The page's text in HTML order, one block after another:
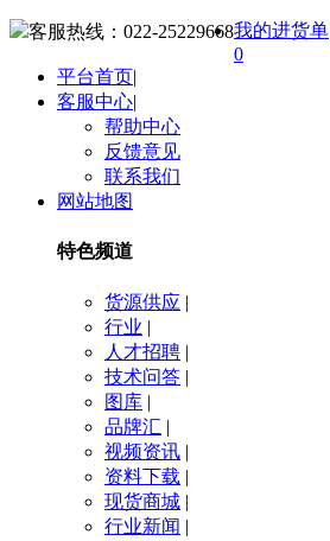
客服热线： 022-25229668我的进货单
0
平台首页|
客服中心|
帮助中心
反馈意见
联系我们
网站地图
特色频道
货源供应 |
行业 |
人才招聘 |
技术问答 |
图库 |
品牌汇 |
视频资讯 |
资料下载 |
现货商城 |
行业新闻 |